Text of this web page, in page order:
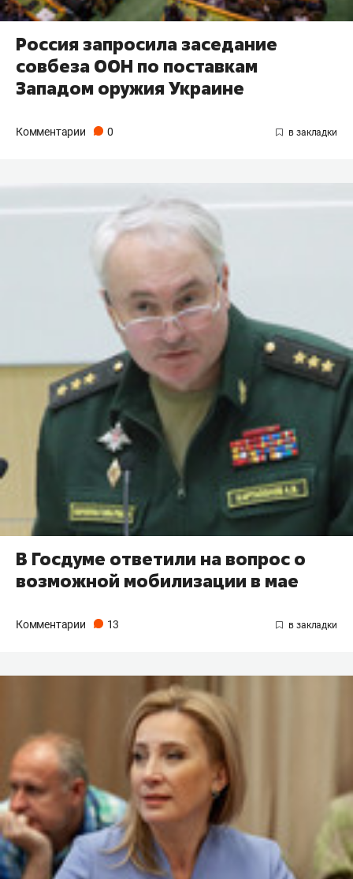
Россия запросила заседание
совбеза ООН по поставкам
Западом оружия Украине
Комментарии 0
В Госдуме ответили на вопрос о
возможной мобилизации в мае
Комментарии 13